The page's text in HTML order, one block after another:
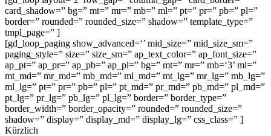
card_shadow=” bg=” mt=” mr=” mb=” ml=” pt=” pr=” pb=” pl=”
bor­der=” roun­ded=” rounded_size=” shadow=” template_type=”
tmpl_page=” ]
[gd_loop_paging show_advanced=‘’ mid_size=” mid_size_sm=”
paging_style=” size=” size_sm=” ap_text_color=” ap_font_size=”
ap_pt=” ap_pr=” ap_pb=” ap_pl=” bg=” mt=” mr=” mb=‘3’ ml=”
mt_md=” mr_md=” mb_md=” ml_md=” mt_lg=” mr_lg=” mb_lg=”
ml_lg=” pt=” pr=” pb=” pl=” pt_md=” pr_md=” pb_md=” pl_md=”
pt_lg=” pr_lg=” pb_lg=” pl_lg=” bor­der=” border_type=”
border_width=” border_opacity=” roun­ded=” rounded_size=”
shadow=” dis­play=” display_md=” display_lg=” css_class=” ]
Kürzlich